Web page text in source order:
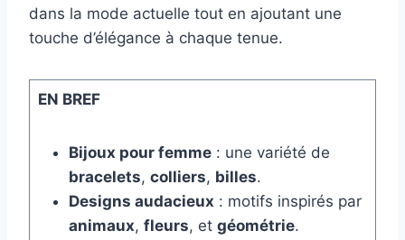
dans la mode actuelle tout en ajoutant une
touche d’élégance à chaque tenue.
EN BREF
Bijoux pour femme: une variété de
bracelets, colliers, billes.
Designs audacieux : motifs inspirés par
animaux, fleurs, et géométrie.